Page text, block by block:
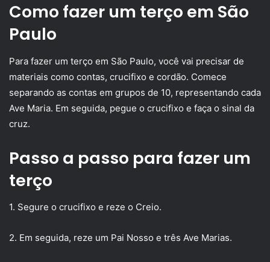
Como fazer um terço em São
Paulo
Para fazer um terço em São Paulo, você vai precisar de
materiais como contas, crucifixo e cordão. Comece
separando as contas em grupos de 10, representando cada
Ave Maria. Em seguida, pegue o crucifixo e faça o sinal da
cruz.
Passo a passo para fazer um
terço
1. Segure o crucifixo e reze o Creio.
2. Em seguida, reze um Pai Nosso e três Ave Marias.